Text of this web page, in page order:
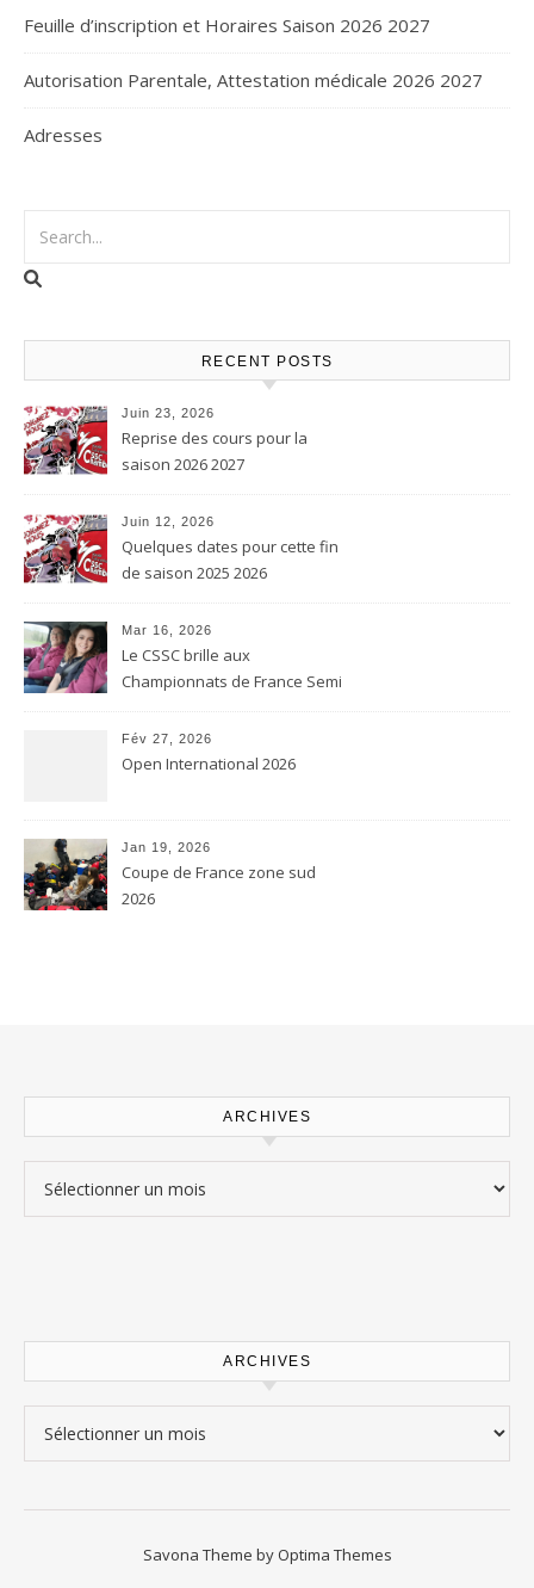
Feuille d’inscription et Horaires Saison 2026 2027
Autorisation Parentale, Attestation médicale 2026 2027
Adresses
RECENT POSTS
Juin 23, 2026
Reprise des cours pour la
saison 2026 2027
Juin 12, 2026
Quelques dates pour cette fin
de saison 2025 2026
Mar 16, 2026
Le CSSC brille aux
Championnats de France Semi
Fév 27, 2026
Open International 2026
Jan 19, 2026
Coupe de France zone sud
2026
ARCHIVES
ARCHIVES
Savona Theme by Optima Themes